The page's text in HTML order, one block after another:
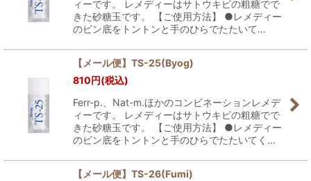
ィーです。 レメディーはサトウキビの粗糖でで
きた砂糖玉です。 【ご使用方法】 ●レメディー
のビン底をトントンと手のひらでたたいて…
【メール便】TS-25(Byog)
810円(税込)
Ferr-p.、Nat-m.ほかのコンビネーションレメデ
ィーです。 レメディーはサトウキビの粗糖でで
きた砂糖玉です。 【ご使用方法】 ●レメディー
のビン底をトントンと手のひらでたたいてく…
【メール便】TS-26(Fumi)